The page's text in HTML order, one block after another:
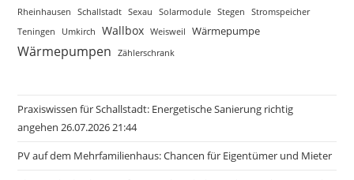
Rheinhausen
Schallstadt Sexau Solarmodule Stegen
Stromspeicher
Teningen
Umkirch Wallbox Weisweil Wärmepumpe
Wärmepumpen Zählerschrank
Praxiswissen für Schallstadt: Energetische Sanierung richtig
angehen 26.07.2026 21:44
PV auf dem Mehrfamilienhaus: Chancen für Eigentümer und Mieter